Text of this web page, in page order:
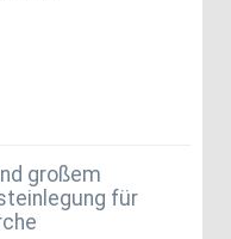
großem
für